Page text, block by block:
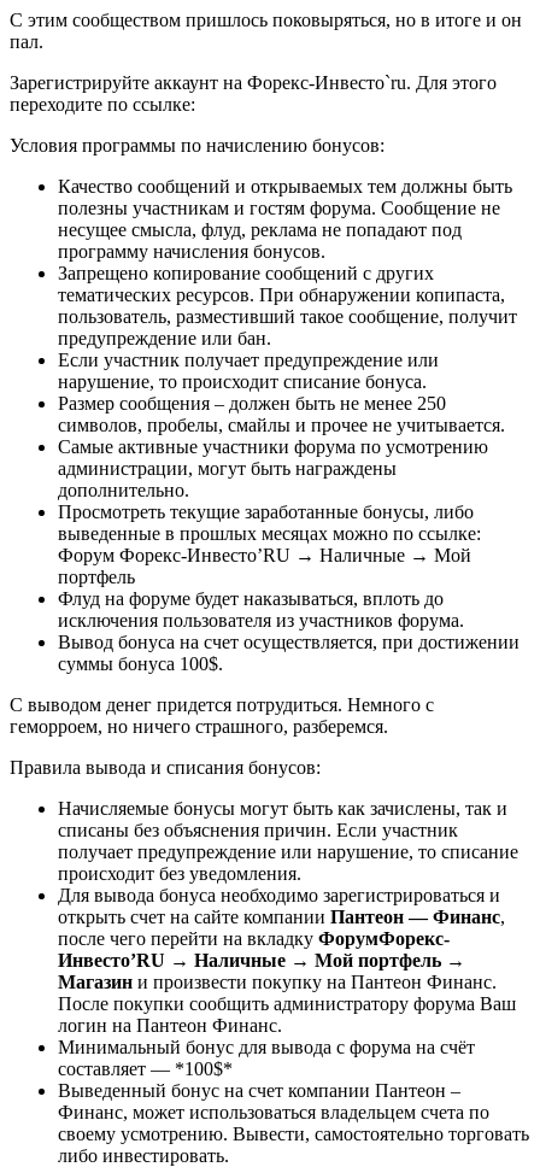
С этим сообществом пришлось поковыряться, но в итоге и он
пал.
Зарегистрируйте аккаунт на Форекс-Инвесто`ru. Для этого
переходите по ссылке:
Условия программы по начислению бонусов:
Качество сообщений и открываемых тем должны быть
полезны участникам и гостям форума. Сообщение не
несущее смысла, флуд, реклама не попадают под
программу начисления бонусов.
Запрещено копирование сообщений с других
тематических ресурсов. При обнаружении копипаста,
пользователь, разместивший такое сообщение, получит
предупреждение или бан.
Если участник получает предупреждение или
нарушение, то происходит списание бонуса.
Размер сообщения – должен быть не менее 250
символов, пробелы, смайлы и прочее не учитывается.
Самые активные участники форума по усмотрению
администрации, могут быть награждены
дополнительно.
Просмотреть текущие заработанные бонусы, либо
выведенные в прошлых месяцах можно по ссылке:
Форум Форекс-Инвесто’RU → Наличные → Мой
портфель
Флуд на форуме будет наказываться, вплоть до
исключения пользователя из участников форума.
Вывод бонуса на счет осуществляется, при достижении
суммы бонуса 100$.
С выводом денег придется потрудиться. Немного с
геморроем, но ничего страшного, разберемся.
Правила вывода и списания бонусов:
Начисляемые бонусы могут быть как зачислены, так и
списаны без объяснения причин. Если участник
получает предупреждение или нарушение, то списание
происходит без уведомления.
Для вывода бонуса необходимо зарегистрироваться и
открыть счет на сайте компании Пантеон — Финанс,
после чего перейти на вкладку ФорумФорекс-
Инвесто’RU → Наличные → Мой портфель →
Магазин и произвести покупку на Пантеон Финанс.
После покупки сообщить администратору форума Ваш
логин на Пантеон Финанс.
Минимальный бонус для вывода с форума на счёт
составляет — *100$*
Выведенный бонус на счет компании Пантеон –
Финанс, может использоваться владельцем счета по
своему усмотрению. Вывести, самостоятельно торговать
либо инвестировать.